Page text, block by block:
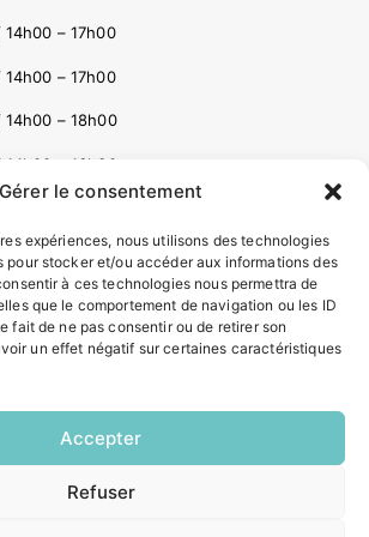
Gérer le consentement
expériences, nous utilisons des technologies
pour stocker et/ou accéder aux informations des
à ces technologies nous permettra de
que le comportement de navigation ou les ID
fait de ne pas consentir ou de retirer son
un effet négatif sur certaines caractéristiques
Accepter
Refuser
– 17h00
– 17h00
– 18h00
– 16h30
LÉGALES